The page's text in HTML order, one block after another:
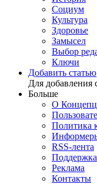
Социум
Культура
Здоровье
Замысел
Выбор
Ключи
Добавить статью
Для добавления
Больше
О
Политика
RSS-лента
Реклама
Контакты